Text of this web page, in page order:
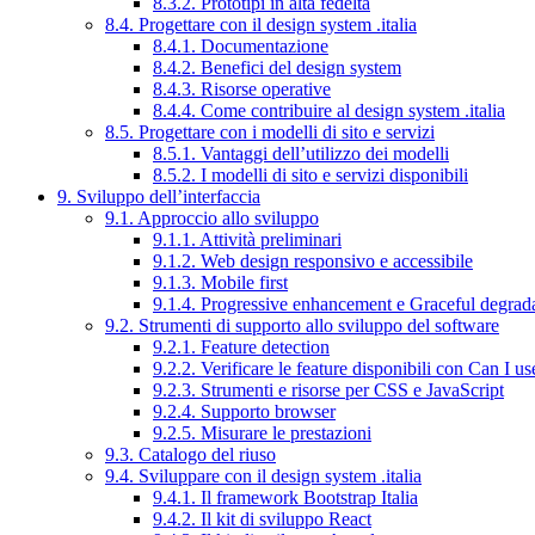
8.4. Progettare con il design system .italia
8.4.1. Documentazione
8.4.2. Benefici del design system
8.4.3. Risorse operative
8.4.4. Come contribuire al design system .italia
8.5. Progettare con i modelli di sito e servizi
8.5.1. Vantaggi dell’utilizzo dei modelli
8.5.2. I modelli di sito e servizi disponibili
9. Sviluppo dell’interfaccia
9.1. Approccio allo sviluppo
9.1.1. Attività preliminari
9.1.2. Web design responsivo e accessibile
9.1.3. Mobile first
9.1.4. Progressive enhancement e Graceful
9.2. Strumenti di supporto allo sviluppo del software
9.2.1. Feature detection
9.2.2. Verificare le feature disponibili con Can I
9.2.3. Strumenti e risorse per CSS e JavaScript
9.2.4. Supporto browser
9.2.5. Misurare le prestazioni
9.3. Catalogo del riuso
9.4. Sviluppare con il design system .italia
9.4.1. Il framework Bootstrap Italia
9.4.2. Il kit di sviluppo React